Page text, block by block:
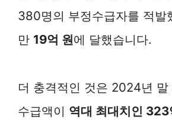
380명의 부정수급자를 적발
만 19억 원에 달했습니다.
더 충격적인 것은 2024년 말
수급액이 역대 최대치인 323